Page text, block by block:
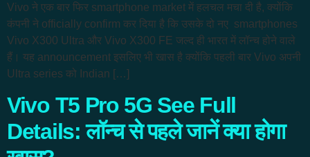
Vivo ने एक बार फिर smartphone market में हलचल मचा दी है, क्योंकि
कंपनी ने officially confirm कर दिया है कि उसके दो नए smartphones
Vivo X300 Ultra और Vivo X300 FE जल्द ही भारत में लॉन्च होने वाले
हैं। यह announcement इसलिए भी खास है क्योंकि पहली बार Vivo अपनी
Ultra series को Indian […]
Vivo T5 Pro 5G See Full
Details: लॉन्च से पहले जानें क्या होगा